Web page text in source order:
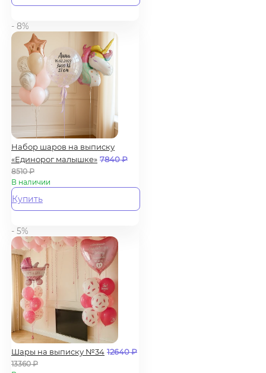
- 8%
Набор шаров на выписку
«Единорог малышке» 7840₽
8510₽
В наличии
Купить
- 5%
Шары на выписку №34 12640₽
13360₽